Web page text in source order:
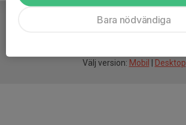
Välj version: Mobil Desktop
Bara nödvändiga